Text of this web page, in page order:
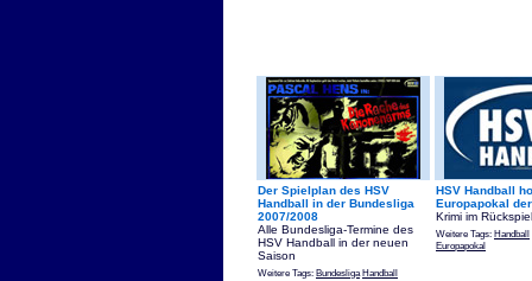
Der Spielplan des HSV
Handball in der Bundesliga
2007/2008
Alle Bundesliga-Termine des
HSV Handball in der neuen
Saison
Weitere Tags: Bundesliga Handball
HSV Handball
Europapokal
Krimi im
Weitere Tags: Handball
Europapokal